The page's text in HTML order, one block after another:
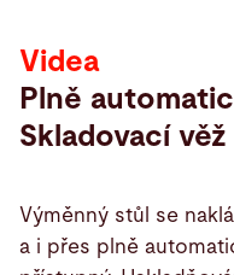
Videa
Plně
Skladovací
Výměnný stůl se
a i přes plně